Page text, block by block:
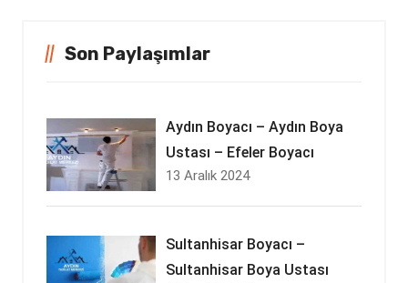
Son Paylaşımlar
Aydın Boyacı – Aydın Boya
Ustası – Efeler Boyacı
13 Aralık 2024
Sultanhisar Boyacı –
Sultanhisar Boya Ustası